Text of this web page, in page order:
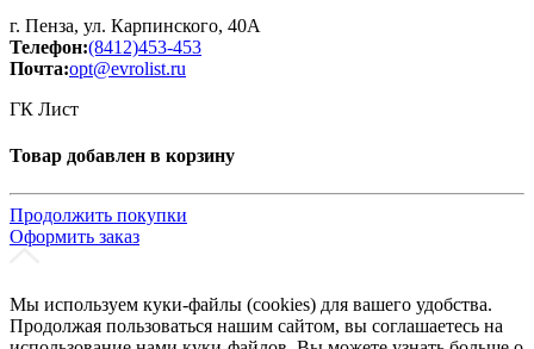
г. Пенза, ул. Карпинского, 40А
Телефон:(8412)453-453
Почта:opt@evrolist.ru
ГК Лист
Товар добавлен в корзину
Продолжить покупки
Оформить заказ
Мы используем куки-файлы (cookies) для вашего удобства.
Продолжая пользоваться нашим сайтом, вы соглашаетесь на